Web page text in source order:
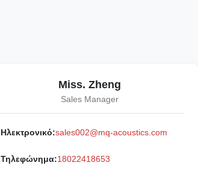
Miss. Zheng
Sales Manager
Ηλεκτρονικό:sales002@mq-acoustics.com
Τηλεφώνημα:18022418653